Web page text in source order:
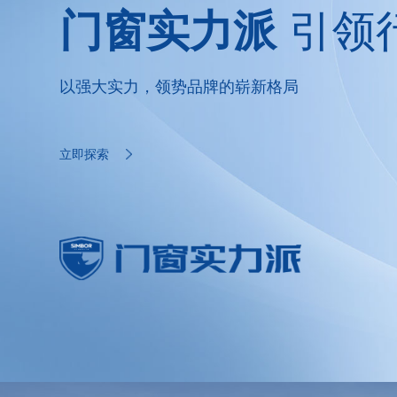
门窗实力派 引领
以强大实力，领势品牌的崭新格局
立即探索